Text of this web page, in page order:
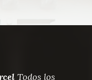
elegir
Todos los